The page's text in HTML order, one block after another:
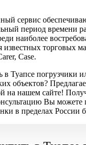
сервис
период времени
наиболее
известных торговых
Case.
в Туапсе погрузчики
объектов?
на нашем сайте!
Вы можете
в пределах России